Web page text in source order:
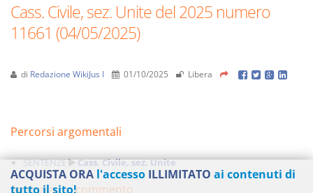
Cass. Civile, sez. Unite del 2025 numero
11661 (04/05/2025)
di Redazione WikiJus I 01/10/2025 Libera
Percorsi argomentali
SENTENZE Cass. Civile, sez. Unite
Aggiungi un commento
ACQUISTA ORA l'accesso ILLIMITATO ai contenuti di
tutto il sito!